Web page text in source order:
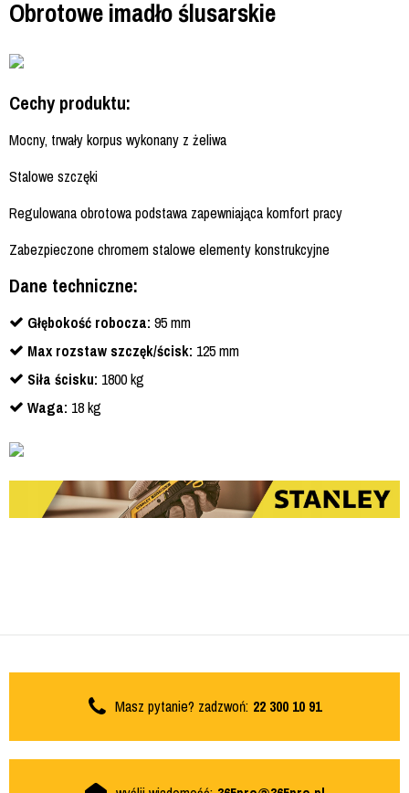
Obrotowe imadło ślusarskie
Cechy produktu:
Mocny, trwały korpus wykonany z żeliwa
Stalowe szczęki
Regulowana obrotowa podstawa zapewniająca komfort pracy
Zabezpieczone chromem stalowe elementy konstrukcyjne
Dane techniczne:
Głębokość robocza: 95 mm
Max rozstaw szczęk/ścisk: 125 mm
Siła ścisku: 1800 kg
Waga: 18 kg
Masz pytanie? zadzwoń: 22 300 10 91